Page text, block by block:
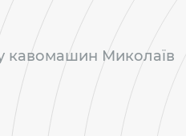
кавомашин Миколаїв